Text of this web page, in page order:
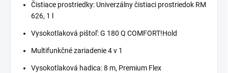
Čistiace prostriedky: Univerzálny čistiaci prostriedok RM
626, 1 l
Vysokotlaková pištoľ: G 180 Q COMFORT!Hold
Multifunkčné zariadenie 4 v 1
Vysokotlaková hadica: 8 m, Premium Flex